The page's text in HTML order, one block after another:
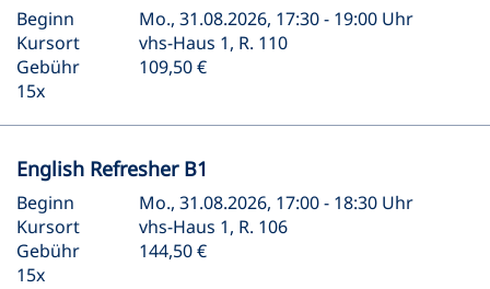
Beginn
Mo., 31.08.2026, 17:30 - 19:00 Uhr
Kursort
vhs-Haus 1, R. 110
Gebühr
109,50 €
15x
English Refresher B1
Beginn
Mo., 31.08.2026, 17:00 - 18:30 Uhr
Kursort
vhs-Haus 1, R. 106
Gebühr
144,50 €
15x